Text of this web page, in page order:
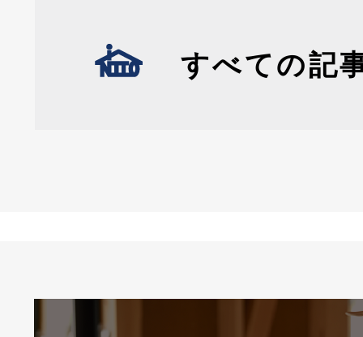
すべての記